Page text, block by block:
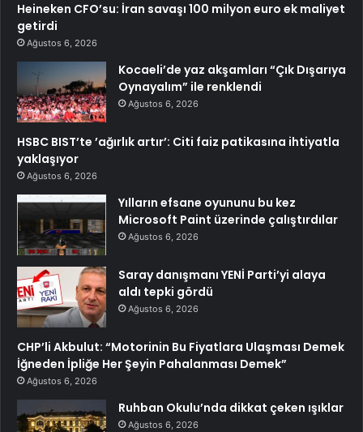
Heineken CFO’su: İran savaşı 100 milyon euro ek maliyet
getirdi
Ağustos 6, 2026
Kocaeli’de yaz akşamları “Çık Dışarıya
Oynayalım” ile renklendi
Ağustos 6, 2026
HSBC BIST’te ’ağırlık artır’: Citi faiz patikasına ihtiyatla
yaklaşıyor
Ağustos 6, 2026
Yılların efsane oyununu bu kez
Microsoft Paint üzerinde çalıştırdılar
Ağustos 6, 2026
Saray danışmanı YENİ Parti’yi alaya
aldı tepki gördü
Ağustos 6, 2026
CHP’li Akbulut: “Motorinin Bu Fiyatlara Ulaşması Demek
İğneden İpliğe Her Şeyin Pahalanması Demek”
Ağustos 6, 2026
Ruhban Okulu’nda dikkat çeken ışıklar
Ağustos 6, 2026